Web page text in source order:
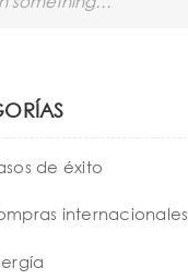
de éxito
internacionales